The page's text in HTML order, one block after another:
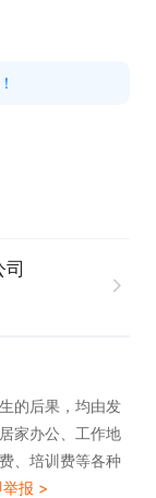
、文档等办
输安全意
保按时完成运
的后果，均由发
家办公、工作地
、培训费等各种
举报 >